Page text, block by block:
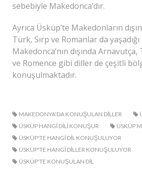
sebebiyle Makedonca’dır.
Ayrıca Üsküp’te Makedonların
Türk, Sırp ve Romanlar da
Makedonca’nın dışında Arnavutça,
ve Romence gibi diller de çeşitli
konuşulmaktadır.
MAKEDONYA'DA KONUŞULAN DILLER
ÜSKÜP HANGI DILI KONUŞUR
ÜSKÜP
ÜSKÜP'TE HANGI DIL KONUŞULUYOR
ÜSKÜP'TE HANGI DILLER KONUŞULUYOR
ÜSKÜP'TE KONUŞULAN DIL